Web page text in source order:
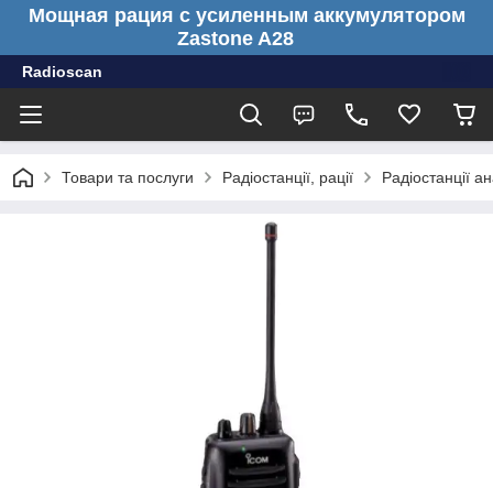
Мощная рация с усиленным аккумулятором
Zastone A28
Radioscan
Товари та послуги Радіостанції, рації Радіостанції